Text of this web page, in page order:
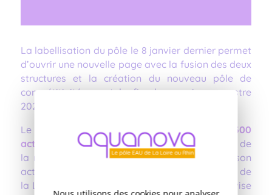
La labellisation du pôle le 8 janvier dernier permet
d’ouvrir une nouvelle page avec la fusion des deux
structures et la création du nouveau pôle de
compétitivité avant la fin du premier semestre
2024.
Le Pôle né de cette fusion mobilise
plus de 300
acteurs socio-économiques, des collectivités, de
la recherche et de la formation. Il concentre son
action sur la France septentrionale, le Pôle EAU de
la Loire au Rhin. La dénomination Aquanova vise